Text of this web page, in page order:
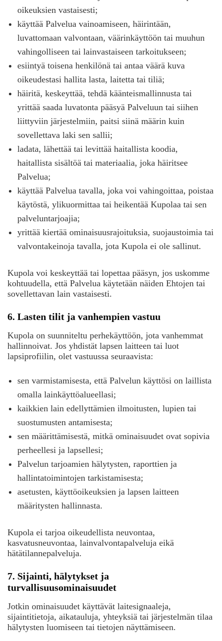
oikeuksien vastaisesti;
käyttää Palvelua vainoamiseen, häirintään,
luvattomaan valvontaan, väärinkäyttöön tai muuhun
vahingolliseen tai lainvastaiseen tarkoitukseen;
esiintyä toisena henkilönä tai antaa väärä kuva
oikeudestasi hallita lasta, laitetta tai tiliä;
häiritä, keskeyttää, tehdä käänteismallinnusta tai
yrittää saada luvatonta pääsyä Palveluun tai siihen
liittyviin järjestelmiin, paitsi siinä määrin kuin
sovellettava laki sen sallii;
ladata, lähettää tai levittää haitallista koodia,
haitallista sisältöä tai materiaalia, joka häiritsee
Palvelua;
käyttää Palvelua tavalla, joka voi vahingoittaa, poistaa
käytöstä, ylikuormittaa tai heikentää Kupolaa tai sen
palveluntarjoajia;
yrittää kiertää ominaisuusrajoituksia, suojaustoimia tai
valvontakeinoja tavalla, jota Kupola ei ole sallinut.
Kupola voi keskeyttää tai lopettaa pääsyn, jos uskomme
kohtuudella, että Palvelua käytetään näiden Ehtojen tai
sovellettavan lain vastaisesti.
6. Lasten tilit ja vanhempien vastuu
Kupola on suunniteltu perhekäyttöön, jota vanhemmat
hallinnoivat. Jos yhdistät lapsen laitteen tai luot
lapsiprofiilin, olet vastuussa seuraavista:
sen varmistamisesta, että Palvelun käyttösi on laillista
omalla lainkäyttöalueellasi;
kaikkien lain edellyttämien ilmoitusten, lupien tai
suostumusten antamisesta;
sen määrittämisestä, mitkä ominaisuudet ovat sopivia
perheellesi ja lapsellesi;
Palvelun tarjoamien hälytysten, raporttien ja
hallintatoimintojen tarkistamisesta;
asetusten, käyttöoikeuksien ja lapsen laitteen
määritysten hallinnasta.
Kupola ei tarjoa oikeudellista neuvontaa,
kasvatusneuvontaa, lainvalvontapalveluja eikä
hätätilannepalveluja.
7. Sijainti, hälytykset ja
turvallisuusominaisuudet
Jotkin ominaisuudet käyttävät laitesignaaleja,
sijaintitietoja, aikatauluja, yhteyksiä tai järjestelmän tilaa
hälytysten luomiseen tai tietojen näyttämiseen.